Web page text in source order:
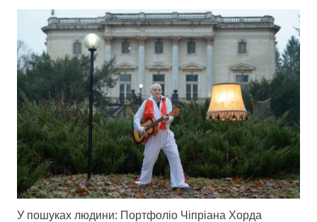
У пошуках людини: Портфоліо Чіпріана Хорда